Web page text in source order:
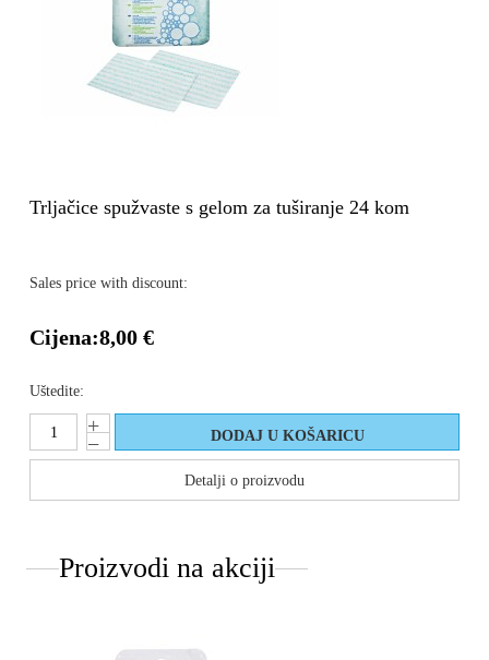
Trljačice spužvaste s gelom za tuširanje 24 kom
Sales price with discount:
Cijena:8,00 €
Uštedite:
Detalji o proizvodu
Proizvodi na akciji